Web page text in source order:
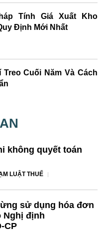
Tính Giá Xuất Kho
Định Mới Nhất
Cuối Năm Và Cách
không quyết toán
LUẬT THUẾ
sử dụng hóa đơn
Nghị định
CP